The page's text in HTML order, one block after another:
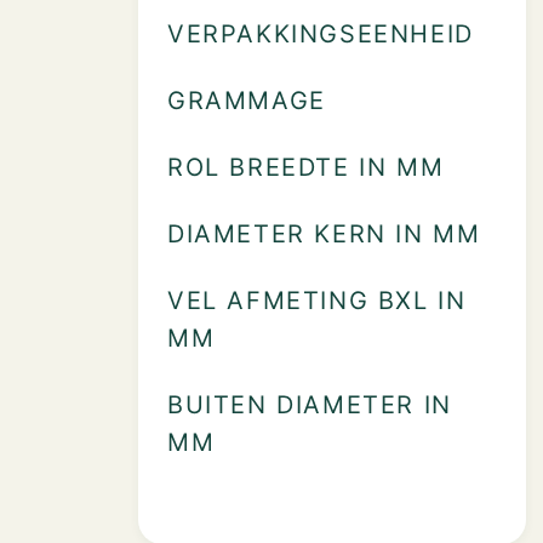
VERPAKKINGSEENHEID
GRAMMAGE
ROL BREEDTE IN MM
DIAMETER KERN IN MM
VEL AFMETING BXL IN
MM
BUITEN DIAMETER IN
MM